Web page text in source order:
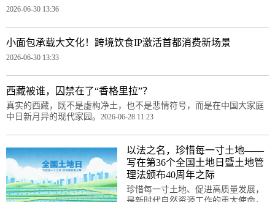
2026-06-30 13:36
小面包承载大文化！跨境饮食IP激活首都消费新场景
2026-06-30 13:33
西藏被谁，囚禁在了“香格里拉”？
真实的西藏，既不是虚构净土，也不是悲情符号，而是在中国大家庭
中日新月异的现代家园。 2026-06-28 11:23
以法之名，珍惜每一寸土地——
写在第36个全国土地日暨土地管
理法颁布40周年之际
珍惜每一寸土地、促进高质量发展，
是新时代自然资源工作的重大使命，